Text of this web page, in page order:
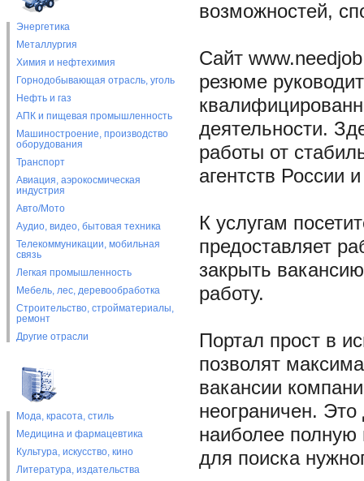
Энергетика
Металлургия
Химия и нефтехимия
Горнодобывающая отрасль, уголь
Нефть и газ
АПК и пищевая промышленность
Машиностроение, производство
оборудования
Транспорт
Авиация, аэрокосмическая
индустрия
Авто/Мото
Аудио, видео, бытовая техника
Телекоммуникации, мобильная
связь
Легкая промышленность
Мебель, лес, деревообработка
Строительство, стройматериалы,
ремонт
Другие отрасли
Мода, красота, стиль
Медицина и фармацевтика
Культура, искусство, кино
Литература, издательства
возможностей,
Сайт
резюме
деятельности.
работы от
агентств России
К услугам
предоставляет
закрыть
работу.
Портал прост в
позволят
вакансии
неограничен.
наиболее
для поиска